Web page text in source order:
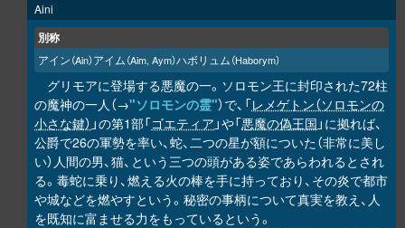
Aini
別称
アイン（Ain）アイム（Aim, Aym）ハボリュム（Haborym）
グリモアに登場する悪魔の一。ソロモン王に封印された72柱
の魔神の一人（→"ソロモンの霊"）で、「レメゲトン（ソロモンの
小さな鍵） 」の第1部「ゴエティア 」や「悪魔の偽王国 」に拠れば、
公爵で26の軍勢を率い、蛇、二つの星が額についた（非常に美し
い）人間の男、猫、という三つの頭がある姿であらわれるとされ
る。毒蛇に乗り、燃える火の棒を手に持っており、その炎で都市
や城などを燃やすという。秘密の事柄について真実を教え、人
を既知に富ませる力をもっているという。